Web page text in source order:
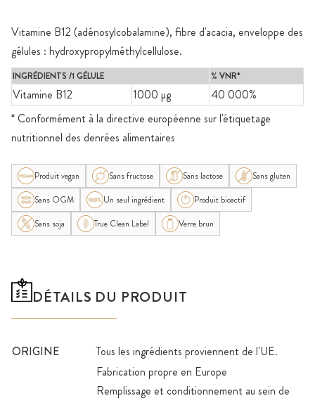
Vitamine B12 (adénosylcobalamine), fibre d'acacia, enveloppe des
gélules : hydroxypropylméthylcellulose.
INGRÉDIENTS /1 GÉLULE % VNR*
Vitamine B12 1000 µg
40 000%
* Conformément à la directive européenne sur l'étiquetage
nutritionnel des denrées alimentaires
Produit vegan Sans fructose Sans lactose
Sans gluten
Sans OGM
Un seul ingrédient
Produit bioactif
Sans soja
True Clean Label Verre brun
DÉTAILS DU PRODUIT
ORIGINE Tous les ingrédients proviennent de l'UE.
Fabrication propre en Europe
Remplissage et conditionnement au sein de